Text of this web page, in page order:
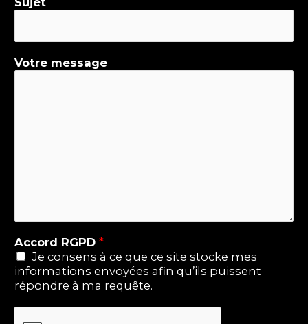
Votre message
Accord RGPD *
Je consens à ce que ce site stocke mes
informations envoyées afin qu’ils puissent
répondre à ma requête.